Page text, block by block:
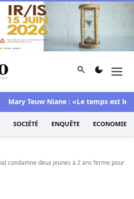
d'information et d'investigation
Rechercher
Teuw Niane : «Le temps est le
SOCIÉTÉ ENQUÊTE ECONOMIE
condamne deux jeunes à 2 ans ferme pour